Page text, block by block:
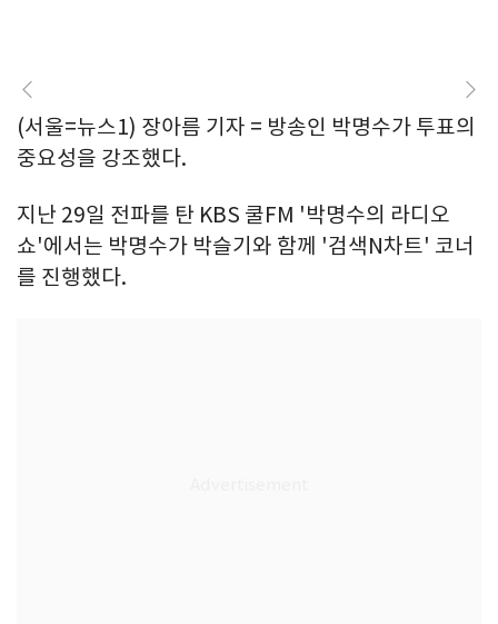
(서울=뉴스1) 장아름 기자 = 방송인 박명수가 투표의
중요성을 강조했다.
지난 29일 전파를 탄 KBS 쿨FM '박명수의 라디오
쇼'에서는 박명수가 박슬기와 함께 '검색N차트' 코너
를 진행했다.